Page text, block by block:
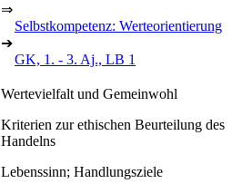
⇒
Selbstkompetenz: Werteorientierung
➔
GK, 1. - 3. Aj., LB 1
Wertevielfalt und Gemeinwohl
Kriterien zur ethischen Beurteilung des
Handelns
Lebenssinn; Handlungsziele